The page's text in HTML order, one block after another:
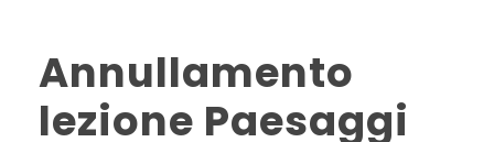
Annullamento
lezione Paesaggi